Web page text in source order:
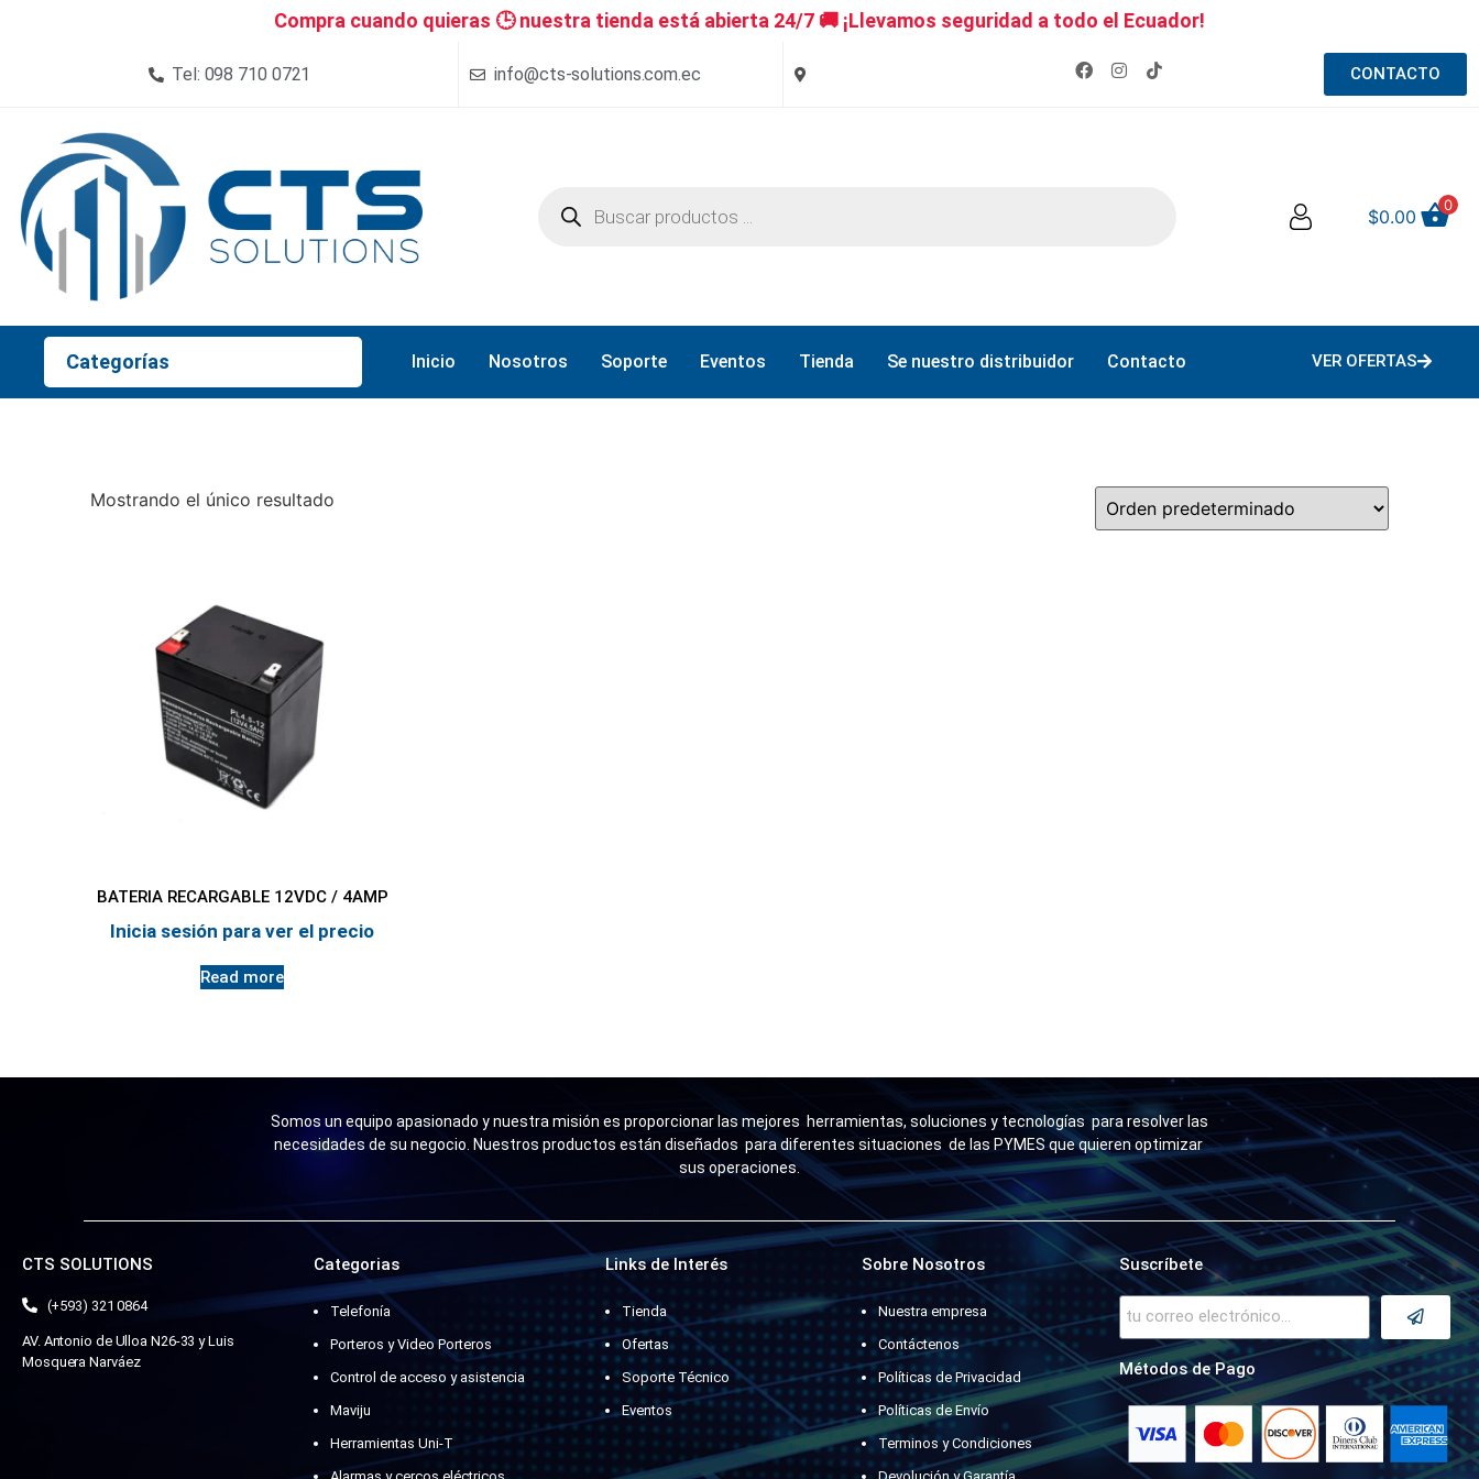
Compra cuando quieras 🕒 nuestra tienda está abierta 24/7 🚚 ¡Llevamos seguridad a todo el Ecuador!
Tel: 098 710 0721 info@cts-solutions.com.ec CONTACTO
$0.00
0
Categorías Inicio Nosotros Soporte Eventos Tienda Se nuestro distribuidor Contacto VER OFERTAS
Mostrando el único resultado
BATERIA RECARGABLE 12VDC / 4AMP
Inicia sesión para ver el precio
Read more
Somos un equipo apasionado y nuestra misión es proporcionar las mejores herramientas, soluciones y tecnologías para resolver las
necesidades de su negocio. Nuestros productos están diseñados para diferentes situaciones de las PYMES que quieren optimizar
sus operaciones.
CTS SOLUTIONS
(+593) 321 0864
AV. Antonio de Ulloa N26-33 y Luis
Mosquera Narváez
Categorias
Telefonía
Porteros y Video Porteros
Control de acceso y asistencia
Maviju
Herramientas Uni-T
Links de Interés
Tienda
Ofertas
Soporte Técnico
Eventos
Sobre Nosotros
Nuestra empresa
Contáctenos
Políticas de Privacidad
Políticas de Envío
Terminos y Condiciones
Suscríbete
Métodos de Pago